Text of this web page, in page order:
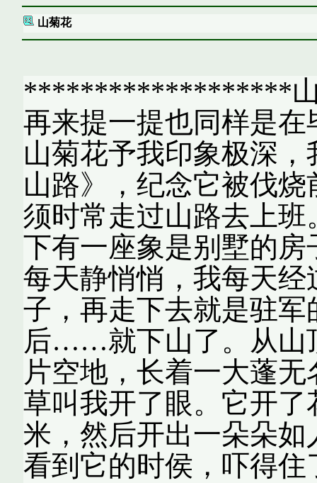
山菊花
*******************
再来提一提也同样是
山菊花予我印象极深
山路》，纪念它被伐
须时常走过山路去上
下有一座象是别墅的
每天静悄悄，我每天
子，再走下去就是驻
后……就下山了。从山
片空地，长着一大蓬
草叫我开了眼。它开
米，然后开出一朵朵
看到它的时侯，吓得